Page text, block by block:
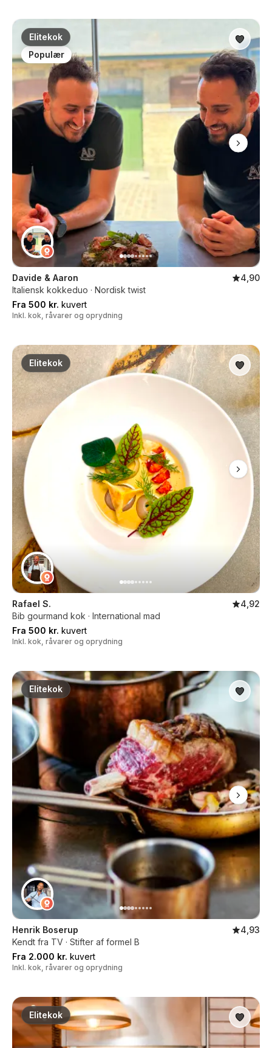
Elitekok
Populær
Davide & Aaron
4,90
Italiensk kokkeduo · Nordisk twist
Fra 500 kr. kuvert
Inkl. kok, råvarer og oprydning
Elitekok
Rafael S.
4,92
Bib gourmand kok · International mad
Fra 500 kr. kuvert
Inkl. kok, råvarer og oprydning
Elitekok
Henrik Boserup
4,93
Kendt fra TV · Stifter af formel B
Fra 2.000 kr. kuvert
Inkl. kok, råvarer og oprydning
Elitekok